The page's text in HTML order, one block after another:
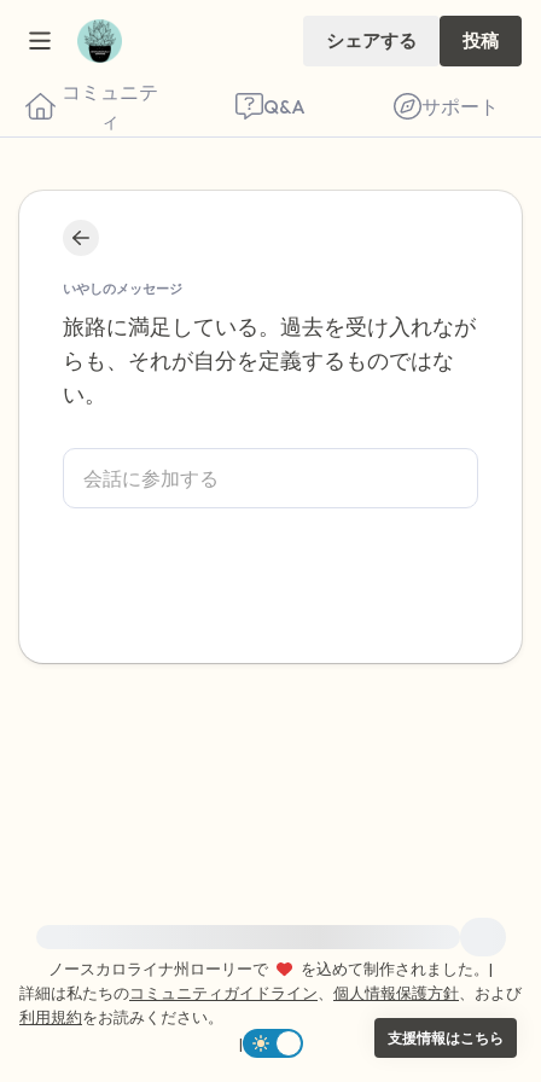
シェアする 投稿
コミュニテ
ィ
Q&A サポート
いやしのメッセージ
旅路に満足している。過去を受け入れなが
らも、それが自分を定義するものではな
い。
ノースカロライナ州ローリーで
を込めて制作されました。 |
詳細は私たちのコミュニティガイドライン 個人情報保護方針 、および
利用規約をお読みください。
|
支援情報はこちら
座り心地の良い場所を見つけてください。
目を軽く閉じて、深呼吸を数回します。鼻
から息を吸い（3つ数え）、口から息を吐
きます（3つ数え）。さあ、目を開けて周
りを見回してください。以下のことを声に
見えるもの5つ（部屋の中と窓の外を見る